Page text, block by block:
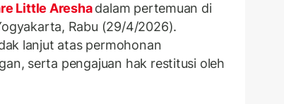
Little Areshadalam pertemuan di
Rabu (29/4/2026).
lanjut atas permohonan
serta pengajuan hak restitusi oleh